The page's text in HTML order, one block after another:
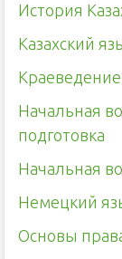
История
Казахский
Краеведение
Начальная
подготовка
Начальная
Немецкий
Основы